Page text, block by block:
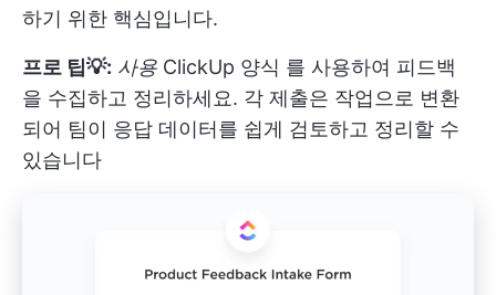
하기 위한 핵심입니다.
프로 팁💡: 사용 ClickUp 양식 를 사용하여 피드백
을 수집하고 정리하세요. 각 제출은 작업으로 변환
되어 팀이 응답 데이터를 쉽게 검토하고 정리할 수
있습니다